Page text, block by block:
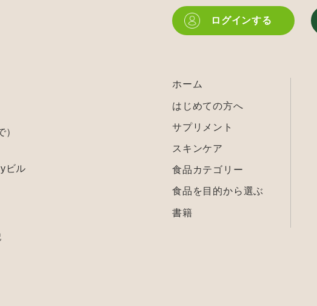
ビル
ログインする
ホーム
はじめての方へ
サプリメント
スキンケア
食品カテゴリー
食品を目的から選ぶ
書籍